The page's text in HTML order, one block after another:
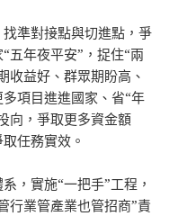
準對接點與切進點，爭
五年夜平安”，捉住“兩
收益好、群眾期盼高、
項目進進國家、省“年
向，爭取更多資金額
任務實效。
，實施“一把手”工程，
行業管產業也管招商”責